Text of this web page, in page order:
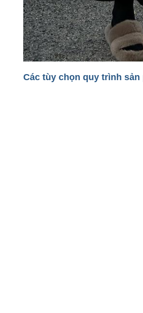
Các tùy chọn quy trình sản